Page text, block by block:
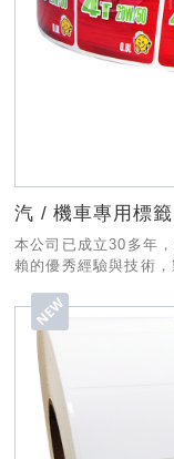
汽 / 機車專用標籤
本公司已成立30多年
賴的優秀經驗與技術